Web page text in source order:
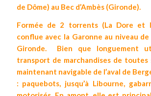
de Dôme) au Bec d’Ambès (Gironde).
Formée de 2 torrents (La Dore et
conflue avec la Garonne au niveau de
Gironde. Bien que longuement
transport de marchandises de toutes
maintenant navigable de l’aval de
: paquebots, jusqu’à Libourne,